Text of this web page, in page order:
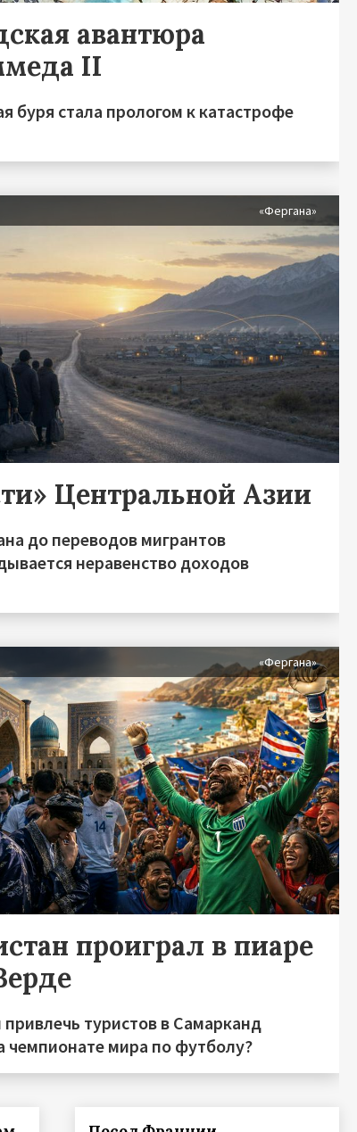
авантюра
II
буря стала прологом к катастрофе
«Фергана»
Центральной Азии
до переводов мигрантов
неравенство доходов
«Фергана»
проиграл в пиаре
привлечь туристов в Самарканд
чемпионате мира по футболу?